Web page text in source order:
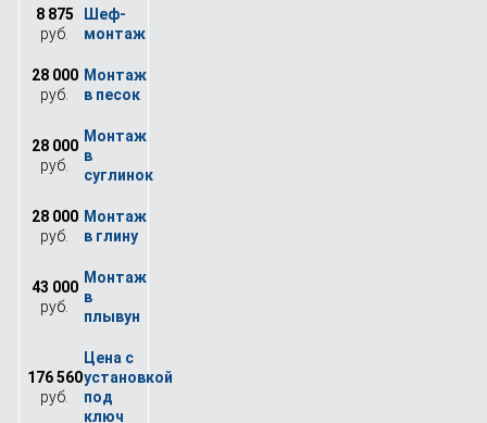
8 875
руб.
28 000
руб.
28 000
руб.
28 000
руб.
43 000
руб.
176 560
руб.